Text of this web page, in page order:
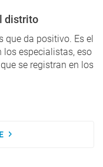
distrito
que da positivo. Es el
los especialistas, eso
se registran en los